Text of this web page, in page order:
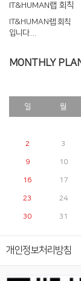
IT&HUMAN랩 회칙
IT&HUMAN랩 회칙
입니다.
MONTHLY
일 월
2 3
9 10
16 17
23 24
30 31
개인정보처리방침